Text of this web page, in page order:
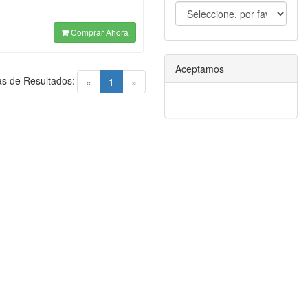
Comprar Ahora
« 1 (current)
»
de Resultados:
Aceptamos